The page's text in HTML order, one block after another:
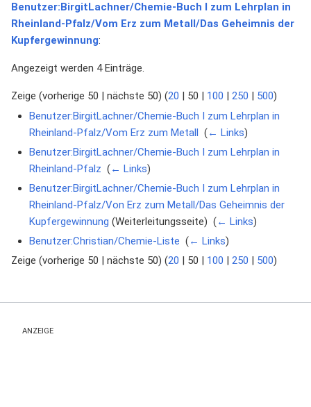
Benutzer:BirgitLachner/Chemie-Buch I zum Lehrplan in
Rheinland-Pfalz/Vom Erz zum Metall/Das Geheimnis der
Kupfergewinnung:
Angezeigt werden 4 Einträge.
Zeige (vorherige 50 nächste 50) (20 50 100 250 500)
Benutzer:BirgitLachner/Chemie-Buch I zum Lehrplan in
Rheinland-Pfalz/Vom Erz zum Metall (← Links)
Benutzer:BirgitLachner/Chemie-Buch I zum Lehrplan in
Rheinland-Pfalz (← Links)
Benutzer:BirgitLachner/Chemie-Buch I zum Lehrplan in
Rheinland-Pfalz/Von Erz zum Metall/Das Geheimnis der
Kupfergewinnung (Weiterleitungsseite) ‎ (← Links)
Benutzer:Christian/Chemie-Liste (← Links)
Zeige (vorherige 50 | nächste 50) (20 | 50 | 100 | 250 | 500)
ANZEIGE